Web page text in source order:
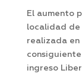
El aumento
localidad
realizada
ingreso